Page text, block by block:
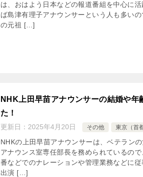
は、おはよう日本などの報道番組を中心に
ば島津有理子アナウンサーという人も多い
の元祖 […]
NHK上田早苗アナウンサーの結婚や年
た！
更新日： 2025年4月20日 その他 東京（首
NHKの上田早苗アナウンサーは、ベテラン
アナウンス室専任部長を務められているの
番などでのナレーションや管理業務などに
出演 […]